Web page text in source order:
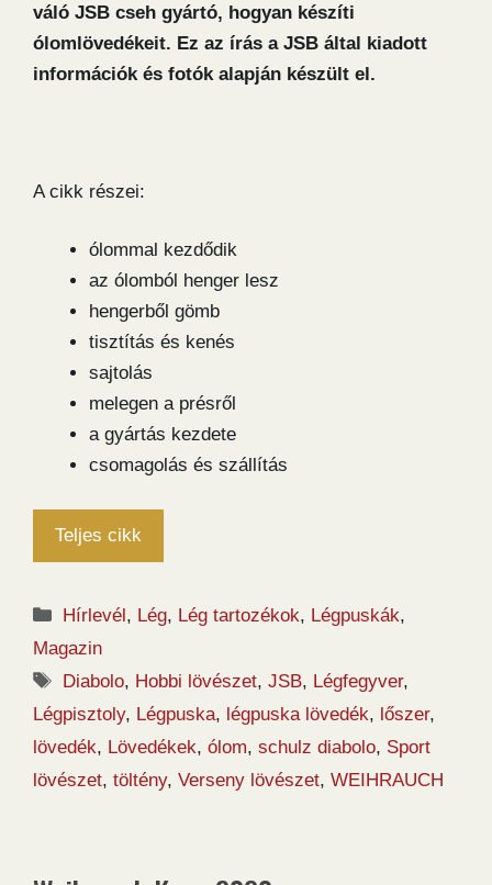
váló JSB cseh gyártó, hogyan készíti
ólomlövedékeit. Ez az írás a JSB által kiadott
információk és fotók alapján készült el.
A cikk részei:
ólommal kezdődik
az ólomból henger lesz
hengerből gömb
tisztítás és kenés
sajtolás
melegen a présről
a gyártás kezdete
csomagolás és szállítás
Teljes cikk
Kategória
Hírlevél, Lég, Lég tartozékok, Légpuskák,
Magazin
Címkék
Diabolo, Hobbi lövészet,JSB, Légfegyver,
Légpisztoly, Légpuska, légpuska lövedék, lőszer,
lövedék, Lövedékek, ólom, schulz diabolo, Sport
lövészet, töltény, Verseny lövészet, WEIHRAUCH